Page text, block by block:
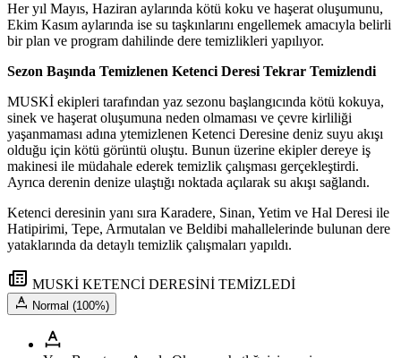
Her yıl Mayıs, Haziran aylarında kötü koku ve haşerat oluşumunu,
Ekim Kasım aylarında ise su taşkınlarını engellemek amacıyla belirli
bir plan ve program dahilinde dere temizlikleri yapılıyor.
Sezon Başında Temizlenen Ketenci Deresi Tekrar Temizlendi
MUSKİ ekipleri tarafından yaz sezonu başlangıcında kötü kokuya,
sinek ve haşerat oluşumuna neden olmaması ve çevre kirliliği
yaşanmaması adına ytemizlenen Ketenci Deresine deniz suyu akışı
olduğu için kötü görüntü oluştu. Bunun üzerine ekipler dereye iş
makinesi ile müdahale ederek temizlik çalışması gerçekleştirdi.
Ayrıca derenin denize ulaştığı noktada açılarak su akışı sağlandı.
Ketenci deresinin yanı sıra Karadere, Sinan, Yetim ve Hal Deresi ile
Hatipirimi, Tepe, Armutalan ve Beldibi mahallelerinde bulunan dere
yataklarında da detaylı temizlik çalışmaları yapıldı.
MUSKİ KETENCİ DERESİNİ TEMİZLEDİ
Normal (100%)